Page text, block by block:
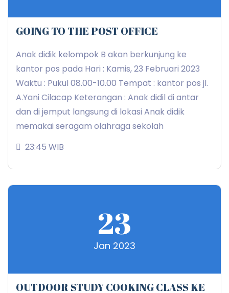
GOING TO THE POST OFFICE
Anak didik kelompok B akan berkunjung ke
kantor pos pada Hari : Kamis, 23 Februari 2023
Waktu : Pukul 08.00-10.00 Tempat : kantor pos jl.
A.Yani Cilacap Keterangan : Anak didil di antar
dan di jemput langsung di lokasi Anak didik
memakai seragam olahraga sekolah
23:45 WIB
23
Jan 2023
OUTDOOR STUDY COOKING CLASS KE